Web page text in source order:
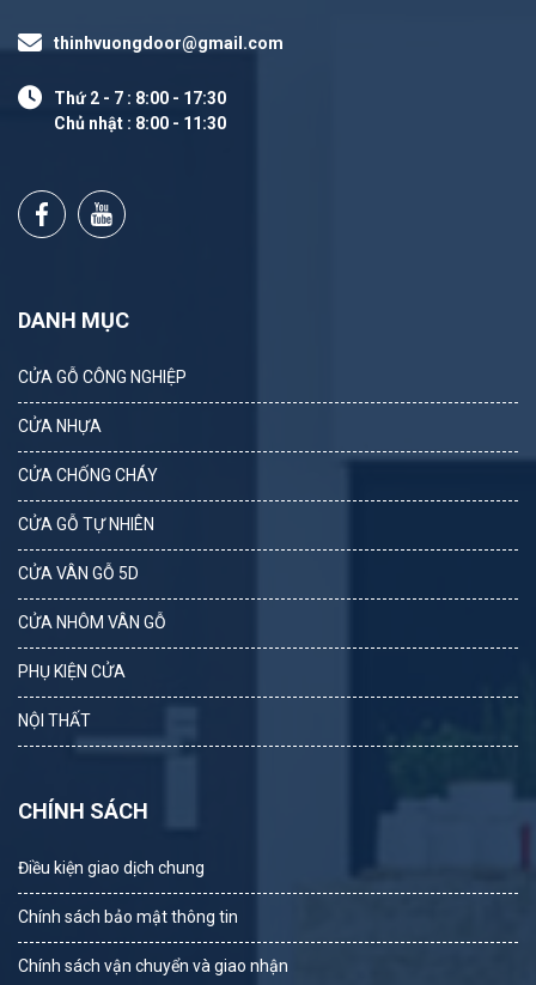
thinhvuongdoor@gmail.com
Thứ 2 - 7 : 8:00 - 17:30
Chủ nhật : 8:00 - 11:30
DANH MỤC
CỬA GỖ CÔNG NGHIỆP
CỬA NHỰA
CỬA CHỐNG CHÁY
CỬA GỖ TỰ NHIÊN
CỬA VÂN GỖ 5D
CỬA NHÔM VÂN GỖ
PHỤ KIỆN CỬA
NỘI THẤT
CHÍNH SÁCH
Điều kiện giao dịch chung
Chính sách bảo mật thông tin
Chính sách vận chuyển và giao nhận